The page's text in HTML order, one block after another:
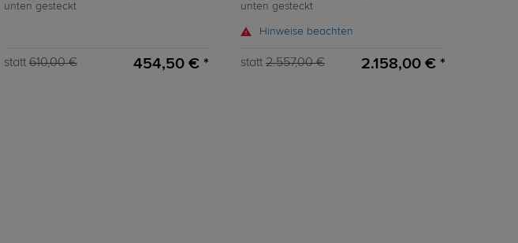
unten gesteckt
statt 610,00 € 454,50 € *
unten gesteckt
Hinweise beachten
statt 2.557,00 € 2.158,00 € *